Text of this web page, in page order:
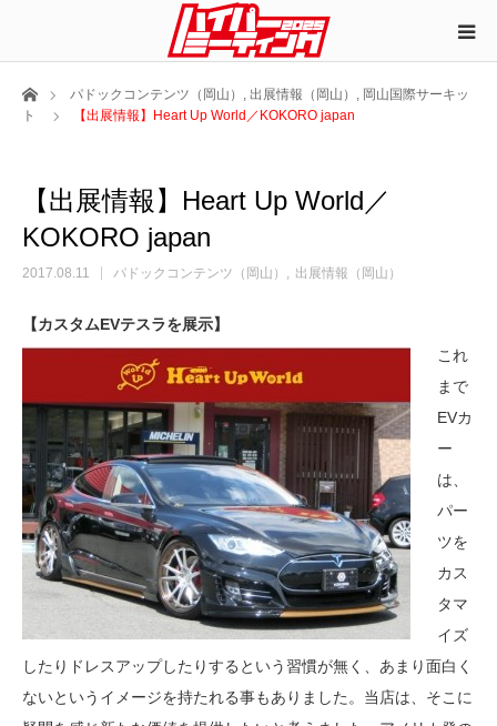
ホームパドックコンテンツ（岡山） , 出展情報（岡山） , 岡山国際サーキッ
ト
【出展情報】Heart Up World／KOKORO japan
【出展情報】Heart Up World／
KOKORO japan
2017.08.11 パドックコンテンツ（岡山） 出展情報（岡山）
【カスタムEVテスラを展示】
これ
まで
EVカ
ー
は、
パー
ツを
カス
タマ
イズ
したりドレスアップしたりするという習慣が無く、あまり面白く
ないというイメージを持たれる事もありました。当店は、そこに